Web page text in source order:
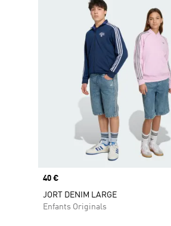
Prix
40 €
JORT DENIM LARGE
Enfants Originals